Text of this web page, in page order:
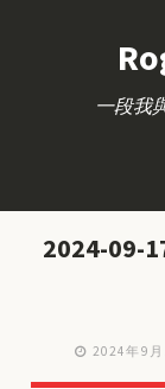
一段我
2024-09-
2024年9